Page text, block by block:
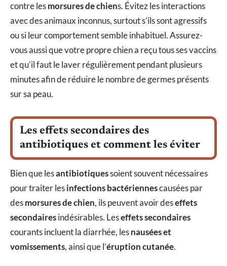
contre lesmorsures de chiens. Évitez les interactions
avec des animaux inconnus, surtout s’ils sont agressifs
ou si leur comportement semble inhabituel. Assurez-
vous aussi que votre propre chien a reçu tous ses vaccins
et qu’il faut le laver régulièrement pendant plusieurs
minutes afin de réduire le nombre de germes présents
sur sa peau.
Les effets secondaires des
antibiotiques et comment les éviter
Bien que lesantibiotiquessoient souvent nécessaires
pour traiter lesinfections bactériennescausées par
desmorsures de chien, ils peuvent avoir deseffets
secondairesindésirables. Leseffets secondaires
courants incluent la diarrhée, lesnausées et
vomissements, ainsi que l’éruption cutanée.